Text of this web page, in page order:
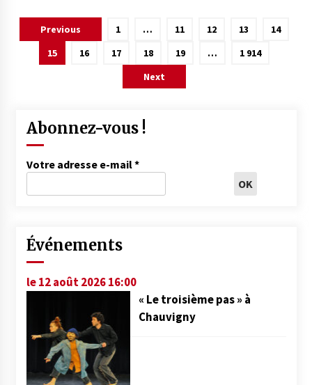
Pagination
publications
Previous 1 … 11 12 13
14
15
16 17 18 19 …
1 914
Next
Abonnez-vous !
Votre adresse e-mail*
Événements
le 12 août 2026 16:00
« Le troisième pas » à
Chauvigny